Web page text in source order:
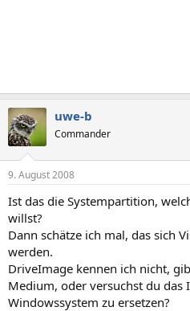
uwe-b
Commander
9. August 2008
Ist das die Systempartition,
willst?
Dann schätze ich mal, das sich
werden.
DriveImage kennen ich nicht,
Medium, oder versuchst du das
Windowssystem zu ersetzen?